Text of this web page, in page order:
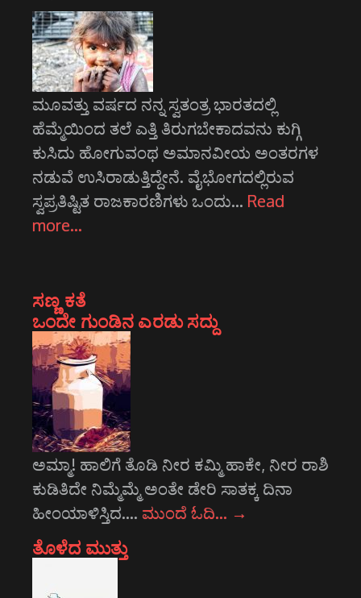
ಮೂವತ್ತು ವರ್ಷದ ನನ್ನ ಸ್ವತಂತ್ರ ಭಾರತದಲ್ಲಿ
ಹೆಮ್ಮೆಯಿಂದ ತಲೆ ಎತ್ತಿ ತಿರುಗಬೇಕಾದವನು ಕುಗ್ಗಿ
ಕುಸಿದು ಹೋಗುವಂಥ ಅಮಾನವೀಯ ಅಂತರಗಳ
ನಡುವೆ ಉಸಿರಾಡುತ್ತಿದ್ದೇನೆ. ವೈಭೋಗದಲ್ಲಿರುವ
ಸ್ವಪ್ರತಿಷ್ಟಿತ ರಾಜಕಾರಣಿಗಳು ಒಂದು… Read
more…
ಸಣ್ಣ ಕತೆ
ಒಂದೇ ಗುಂಡಿನ ಎರಡು ಸದ್ದು
ಅಮ್ಮಾ! ಹಾಲಿಗೆ ತೊಡಿ ನೀರ ಕಮ್ಮಿ ಹಾಕೇ, ನೀರ ರಾಶಿ
ಕುಡಿತಿದೇ ನಿಮ್ಮೆಮ್ಮೆ ಅಂತೇ ಡೇರಿ ಸಾತಕ್ಕ ದಿನಾ
ಹೀಂಯಾಳಿಸ್ತಿದ.… ಮುಂದೆ ಓದಿ… →
ತೊಳೆದ ಮುತ್ತು